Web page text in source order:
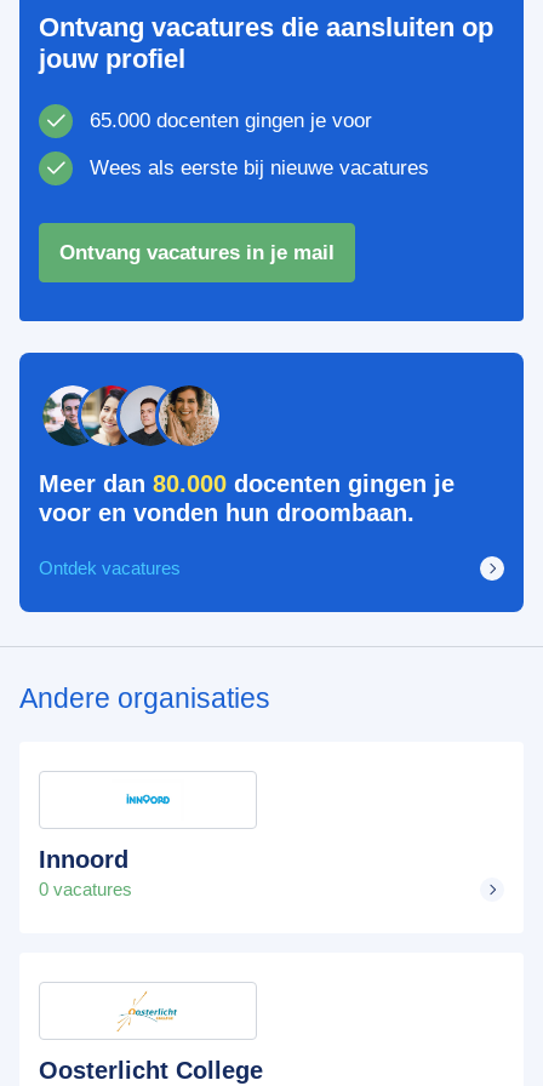
Ontvang vacatures die aansluiten op
jouw profiel
65.000 docenten gingen je voor
Wees als eerste bij nieuwe vacatures
Ontvang vacatures in je mail
Meer dan 80.000 docenten gingen je
voor en vonden hun droombaan.
Ontdek vacatures
Andere organisaties
Innoord
0 vacatures
Oosterlicht College